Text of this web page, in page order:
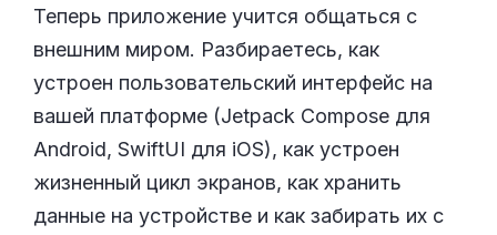
Теперь приложение учится общаться с
внешним миром. Разбираетесь, как
устроен пользовательский интерфейс на
вашей платформе (Jetpack Compose для
Android, SwiftUI для iOS), как устроен
жизненный цикл экранов, как хранить
данные на устройстве и как забирать их с